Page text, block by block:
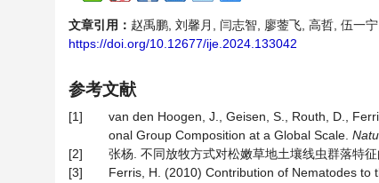
文章引用： 赵禹鹏, 刘馨月, 闫志智, 廖蓥飞, 高哲, 伍一
https://doi.org/10.12677/ije.2024.133042
参考文献
[1] van den Hoogen, J., Geisen, S., Routh, D.,
onal Group Composition at a Global Scale.
[2]
张杨. 不同放牧方式对松嫩草地土壤线虫群落特
[3]
Ferris, H. (2010) Contribution of Nematodes to